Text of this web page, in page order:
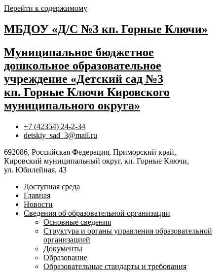
Перейти к содержимому
МБДОУ «Д/С №3 кп. Горные Ключи»
Муниципальное бюджетное
дошкольное образовательное
учреждение «Детский сад №3
кп. Горные Ключи Кировского
муниципального округа»
+7 (42354) 24-2-34
detskiy_sad_3@mail.ru
692086, Российская Федерация, Приморский край,
Кировский муниципальный округ, кп. Горные Ключи,
ул. Юбилейная, 43
Доступная среда
Главная
Новости
Сведения об образовательной организации
Основные сведения
Структура и органы управления образовательной
организацией
Документы
Образование
Образовательные стандарты и требования